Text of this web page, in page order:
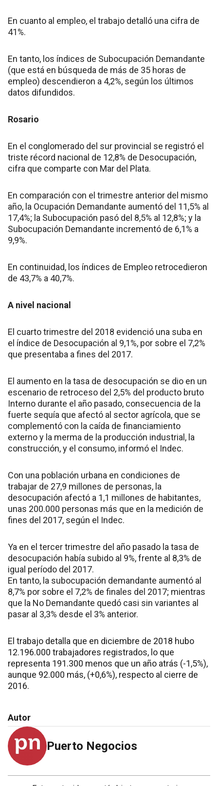
En cuanto al empleo, el trabajo detalló una cifra de
41%.
En tanto, los índices de Subocupación Demandante
(que está en búsqueda de más de 35 horas de
empleo) descendieron a 4,2%, según los últimos
datos difundidos.
Rosario
En el conglomerado del sur provincial se registró el
triste récord nacional de 12,8% de Desocupación,
cifra que comparte con Mar del Plata.
En comparación con el trimestre anterior del mismo
año, la Ocupación Demandante aumentó del 11,5% al
17,4%; la Subocupación pasó del 8,5% al 12,8%; y la
Subocupación Demandante incrementó de 6,1% a
9,9%.
En continuidad, los índices de Empleo retrocedieron
de 43,7% a 40,7%.
A nivel nacional
El cuarto trimestre del 2018 evidenció una suba en
el índice de Desocupación al 9,1%, por sobre el 7,2%
que presentaba a fines del 2017.
El aumento en la tasa de desocupación se dio en un
escenario de retroceso del 2,5% del producto bruto
Interno durante el año pasado, consecuencia de la
fuerte sequía que afectó al sector agrícola, que se
complementó con la caída de financiamiento
externo y la merma de la producción industrial, la
construcción, y el consumo, informó el Indec.
Con una población urbana en condiciones de
trabajar de 27,9 millones de personas, la
desocupación afectó a 1,1 millones de habitantes,
unas 200.000 personas más que en la medición de
fines del 2017, según el Indec.
Ya en el tercer trimestre del año pasado la tasa de
desocupación había subido al 9%, frente al 8,3% de
igual período del 2017.
En tanto, la subocupación demandante aumentó al
8,7% por sobre el 7,2% de finales del 2017; mientras
que la No Demandante quedó casi sin variantes al
pasar al 3,3% desde el 3% anterior.
El trabajo detalla que en diciembre de 2018 hubo
12.196.000 trabajadores registrados, lo que
representa 191.300 menos que un año atrás (-1,5%),
aunque 92.000 más, (+0,6%), respecto al cierre de
2016.
Autor
Puerto Negocios